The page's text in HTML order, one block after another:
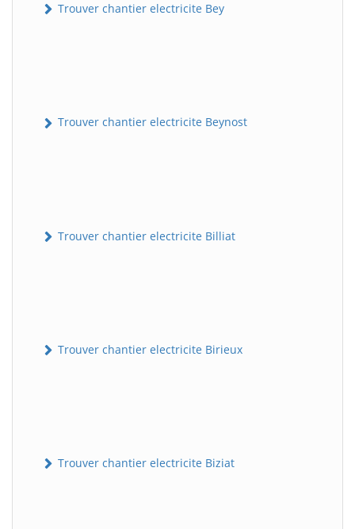
Trouver chantier electricite Bey
Trouver chantier electricite Beynost
Trouver chantier electricite Billiat
Trouver chantier electricite Birieux
Trouver chantier electricite Biziat